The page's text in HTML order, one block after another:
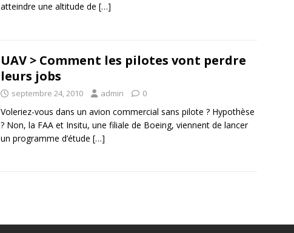
atteindre une altitude de […]
UAV > Comment les pilotes vont perdre
leurs jobs
septembre 24, 2010 admin 0
Voleriez-vous dans un avion commercial sans pilote ? Hypothèse
? Non, la FAA et Insitu, une filiale de Boeing, viennent de lancer
un programme d’étude […]